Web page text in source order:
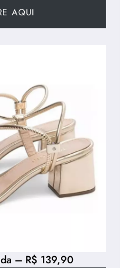
AQUI
– R$ 139,90